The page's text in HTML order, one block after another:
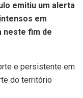
emitiu um alerta
em
neste fim de
e persistente em
do território